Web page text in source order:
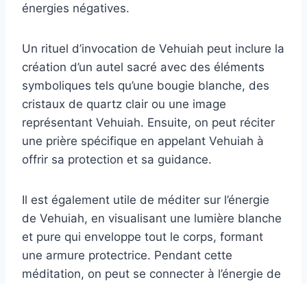
énergies négatives.
Un rituel d’invocation de Vehuiah peut inclure la
création d’un autel sacré avec des éléments
symboliques tels qu’une bougie blanche, des
cristaux de quartz clair ou une image
représentant Vehuiah. Ensuite, on peut réciter
une prière spécifique en appelant Vehuiah à
offrir sa protection et sa guidance.
Il est également utile de méditer sur l’énergie
de Vehuiah, en visualisant une lumière blanche
et pure qui enveloppe tout le corps, formant
une armure protectrice. Pendant cette
méditation, on peut se connecter à l’énergie de